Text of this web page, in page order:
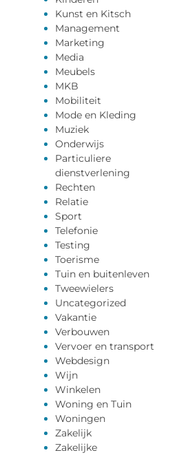
Kunst en Kitsch
Management
Marketing
Media
Meubels
MKB
Mobiliteit
Mode en Kleding
Muziek
Onderwijs
Particuliere
dienstverlening
Rechten
Relatie
Sport
Telefonie
Testing
Toerisme
Tuin en buitenleven
Tweewielers
Uncategorized
Vakantie
Verbouwen
Vervoer en transport
Webdesign
Wijn
Winkelen
Woning en Tuin
Woningen
Zakelijk
Zakelijke